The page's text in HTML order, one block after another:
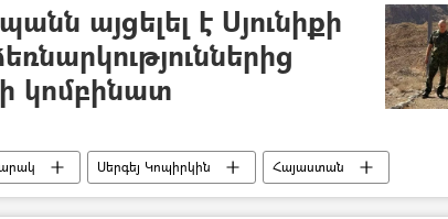
այցելել է Սյունիքի
կոմբինատ
Սերգեյ Կոպիրկին
Հայաստան
սահմանապահ